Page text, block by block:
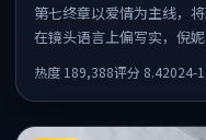
第七终章以爱情为主线，
在镜头语言上偏写实，倪
热度 189,388评分 8.42024-